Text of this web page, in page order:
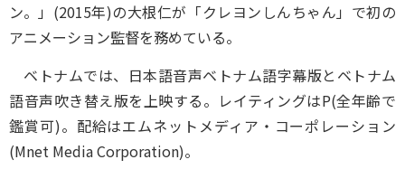
ン。」(2015年)の大根仁が「クレヨンしんちゃん」で初の
アニメーション監督を務めている。
ベトナムでは、日本語音声ベトナム語字幕版とベトナム
語音声吹き替え版を上映する。レイティングはP(全年齢で
鑑賞可)。配給はエムネットメディア・コーポレーション
(Mnet Media Corporation)。